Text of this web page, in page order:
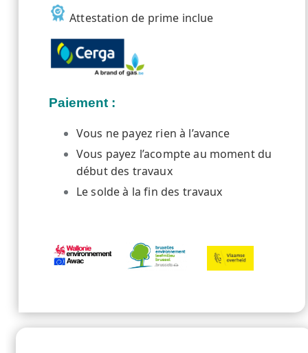
Attestation de prime inclue
Paiement :
Vous ne payez rien à l’avance
Vous payez l’acompte au moment du
début des travaux
Le solde à la fin des travaux